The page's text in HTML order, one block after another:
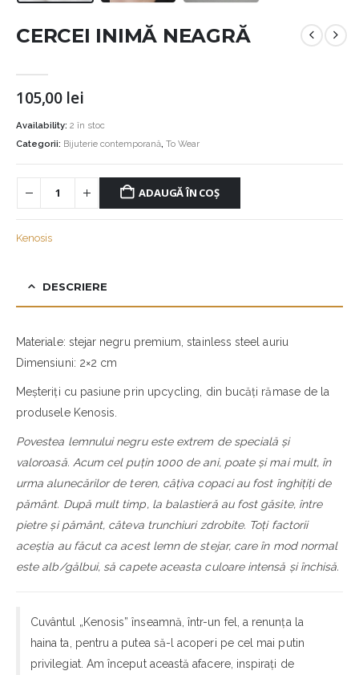
CERCEI INIMĂ NEAGRĂ
105,00 lei
Availability: 2 în stoc
Categorii: Bijuterie contemporană, To Wear
ADAUGĂ ÎN COȘ
Kenosis
DESCRIERE
Materiale: stejar negru premium, stainless steel auriu
Dimensiuni: 2×2 cm
Meșteriți cu pasiune prin upcycling, din bucăți rămase de la
produsele Kenosis.
Povestea lemnului negru este extrem de specială și
valoroasă. Acum cel puțin 1000 de ani, poate și mai mult, în
urma alunecărilor de teren, câțiva copaci au fost înghițiți de
pământ. După mult timp, la balastieră au fost găsite, între
pietre şi pământ, câteva trunchiuri zdrobite. Toți factorii
aceștia au făcut ca acest lemn de stejar, care în mod normal
este alb/gălbui, să capete aceasta culoare intensă şi închisă.
Cuvântul „Kenosis” înseamnă, într-un fel, a renunța la
haina ta, pentru a putea să-l acoperi pe cel mai putin
privilegiat. Am început această afacere, inspirați de